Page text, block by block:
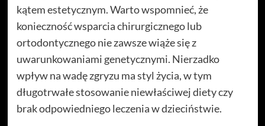
kątem estetycznym. Warto wspomnieć, że
konieczność wsparcia chirurgicznego lub
ortodontycznego nie zawsze wiąże się z
uwarunkowaniami genetycznymi. Nierzadko
wpływ na wadę zgryzu ma styl życia, w tym
długotrwałe stosowanie niewłaściwej diety czy
brak odpowiedniego leczenia w dzieciństwie.